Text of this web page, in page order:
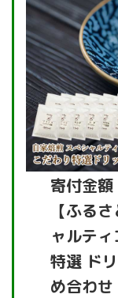
寄付金額
【ふる
ャルテ
特選 ド
め合わ